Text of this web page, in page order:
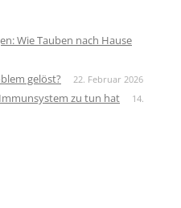
Wie Tauben nach Hause
gelöst? 22. Februar 2026
zu tun hat
14.